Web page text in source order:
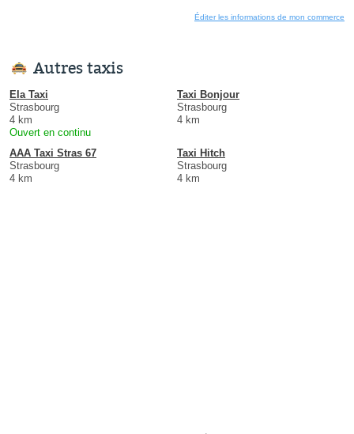
Éditer les informations de mon commerce
Autres taxis
Ela Taxi
Strasbourg
4 km
Ouvert en continu
Taxi Bonjour
Strasbourg
4 km
AAA Taxi Stras 67
Strasbourg
4 km
Taxi Hitch
Strasbourg
4 km